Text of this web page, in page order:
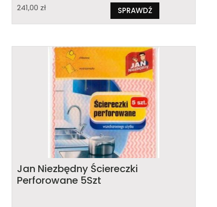
241,00 zł SPRAWDŹ
Jan Niezbędny Ściereczki
Perforowane 5Szt